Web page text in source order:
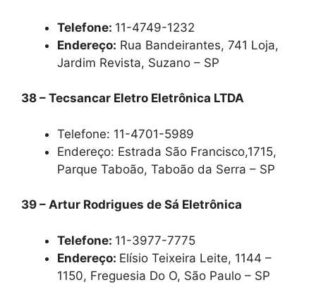
Telefone: 11-4749-1232
Endereço: Rua Bandeirantes, 741 Loja,
Jardim Revista, Suzano – SP
38 – Tecsancar Eletro Eletrônica LTDA
Telefone: 11-4701-5989
Endereço: Estrada São Francisco,1715,
Parque Taboão, Taboão da Serra – SP
39 – Artur Rodrigues de Sá Eletrônica
Telefone: 11-3977-7775
Endereço: Elísio Teixeira Leite, 1144 –
1150, Freguesia Do O, São Paulo – SP